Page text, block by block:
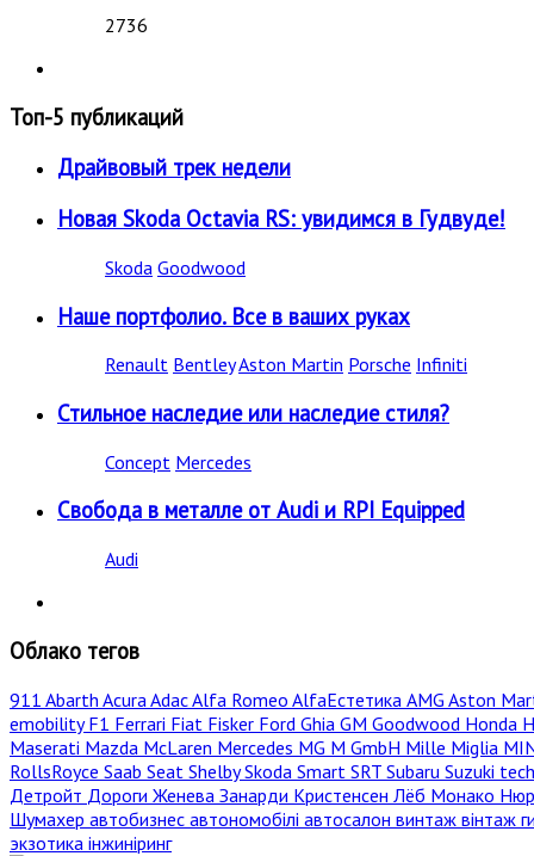
2736
Топ-5 публикаций
Драйвовый трек недели
Новая Skoda Octavia RS: увидимся в Гудвуде!
Skoda Goodwood
Наше портфолио. Все в ваших руках
Renault BentleyAston Martin Porsche Infiniti
Стильное наследие или наследие стиля?
Concept Mercedes
Свобода в металле от Audi и RPI Equipped
Audi
Облако тегов
911 Abarth Acura AdacAlfa Romeo AlfaЕстетика AMG Aston
emobilityF1 Ferrari Fiat Fisker Ford Ghia GM Goodwood Honda
Maserati Mazda McLaren Mercedes MG M GmbH Mille Miglia
RollsRoyce Saab Seat ShelbySkoda Smart SRT Subaru Suzuki
Детройт Дороги Женева Занарди Кристенсен Лёб Монако
Шумахер автобизнес автономобілі автосалон винтаж вінтаж
экзотика інжиніринг